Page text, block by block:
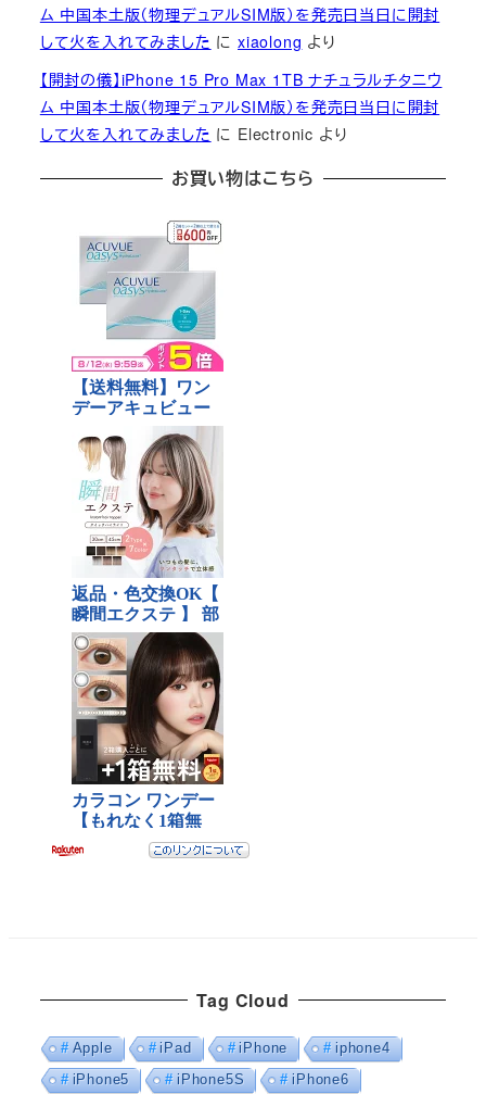
ム 中国本土版（物理デュアルSIM版）を発売日当日に開封
して火を入れてみました にxiaolong より
【開封の儀】iPhone 15 Pro Max 1TB ナチュラルチタニウ
ム 中国本土版（物理デュアルSIM版）を発売日当日に開封
して火を入れてみました に Electronic より
お買い物はこちら
Tag Cloud
Apple iPad iPhone
iphone4
iPhone5
iPhone5S
iPhone6